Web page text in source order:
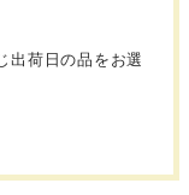
出荷日の品をお選